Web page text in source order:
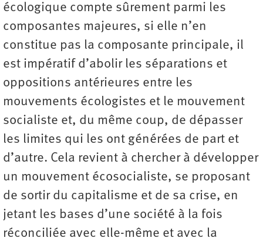
écologique compte sûrement parmi les
composantes majeures, si elle n’en
constitue pas la composante principale, il
est impératif d’abolir les séparations et
oppositions antérieures entre les
mouvements écologistes et le mouvement
socialiste et, du même coup, de dépasser
les limites qui les ont générées de part et
d’autre. Cela revient à chercher à développer
un mouvement écosocialiste, se proposant
de sortir du capitalisme et de sa crise, en
jetant les bases d’une société à la fois
réconciliée avec elle-même et avec la